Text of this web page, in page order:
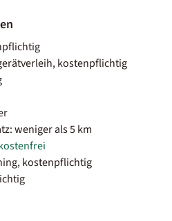
kostenpflichtig
weniger als 5 km
kostenpflichtig